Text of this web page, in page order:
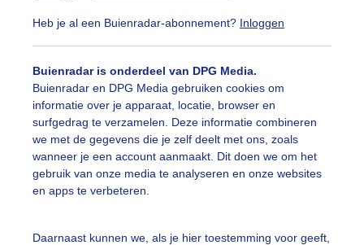
Heb je al een Buienradar-abonnement? Inloggen
Buienradar is onderdeel van DPG Media.
Buienradar en DPG Media gebruiken cookies om
informatie over je apparaat, locatie, browser en
surfgedrag te verzamelen. Deze informatie combineren
we met de gegevens die je zelf deelt met ons, zoals
wanneer je een account aanmaakt. Dit doen we om het
gebruik van onze media te analyseren en onze websites
en apps te verbeteren.
Daarnaast kunnen we, als je hier toestemming voor geeft,
landen in Azië
Klikhierom dit aan te passen